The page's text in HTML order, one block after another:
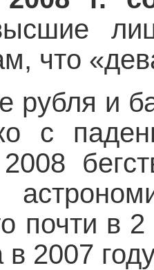
что
рубля и
с
почти в
в 2007